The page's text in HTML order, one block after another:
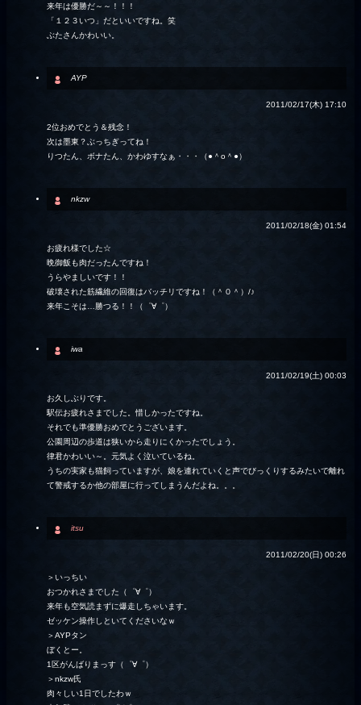
来年は優勝だ～～！！！
「１２３いつ」だといいですね。笑
ぶたさんかわいい。
AYP
2011/02/17(木) 17:10
2位おめでとう＆残念！
次は墨東？ぶっちぎってね！
りつたん、ボナたん、かわゆすなぁ・・・（●＾o＾●）
nkzw
2011/02/18(金) 01:54
お疲れ様でした☆
晩御飯も肉だったんですね！
うらやましいです！！
破壊された筋繊維の回復はバッチリですね！（＾０＾）/♪
来年こそは…勝つる！！（゜∀゜）
iwa
2011/02/19(土) 00:03
お久しぶりです。
駅伝お疲れさまでした。惜しかったですね。
それでも準優勝おめでとうございます。
公園周辺の歩道は狭いから走りにくかったでしょう。
律君かわいい～。元気よく泣いているね。
うちの実家も猫飼っていますが、娘を連れていくと声でびっくりするみたいで離れ
て警戒するか他の部屋に行ってしまうんだよね。。。
itsu
2011/02/20(日) 00:26
＞いっちい
おつかれさまでした（゜∀゜）
来年も空気読まずに爆走しちゃいます。
ゼッケン操作しといてくださいなｗ
＞AYPタン
ぼくとー。
1区がんばりまっす（゜∀゜）
＞nkzw氏
肉々しい1日でしたわｗ